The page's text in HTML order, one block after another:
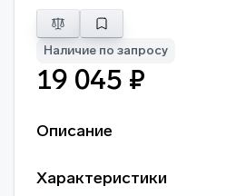
Наличие по запросу
19 045 ₽
Описание
Характеристики